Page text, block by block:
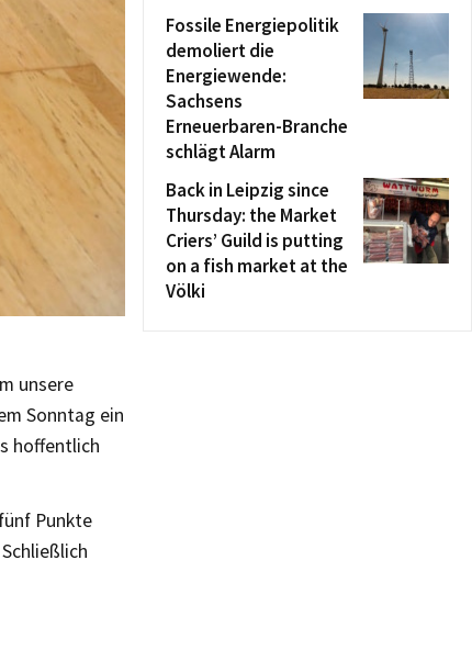
unsere
Sonntag ein
hoffentlich
Punkte
Fossile Energiepolitik
demoliert die
Energiewende:
Sachsens
Erneuerbaren-Branche
schlägt Alarm
Back in Leipzig since
Thursday: the Market
Criers’ Guild is putting
on a fish market at the
Völki